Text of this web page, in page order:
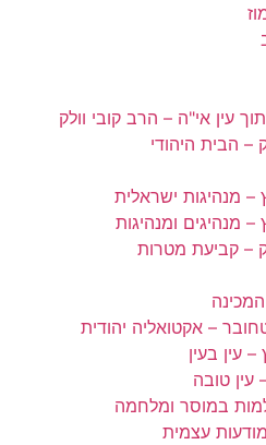
עין אי"ה – הרב קובי וולק
– הבית היהודי
מנהיגות ישראלית
מנהיגים ומנהיגות
– קביעת מטרות
– אקטואליה יהודית
עין בעין
עין טובה
במוסר ומלחמה
עצמית